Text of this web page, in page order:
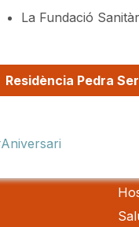
La Fundació
Residència Pedra
Aniversari